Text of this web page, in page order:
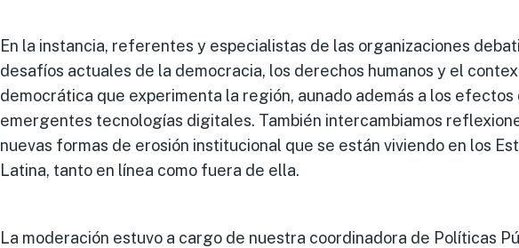
En la instancia, referentes y especialistas de las organizaciones
desafíos actuales de la democracia, los derechos humanos y el
democrática que experimenta la región, aunado además a los efectos
emergentes tecnologías digitales. También intercambiamos
nuevas formas de erosión institucional que se están viviendo en los
Latina, tanto en línea como fuera de ella.
La moderación estuvo a cargo de nuestra coordinadora de Políticas